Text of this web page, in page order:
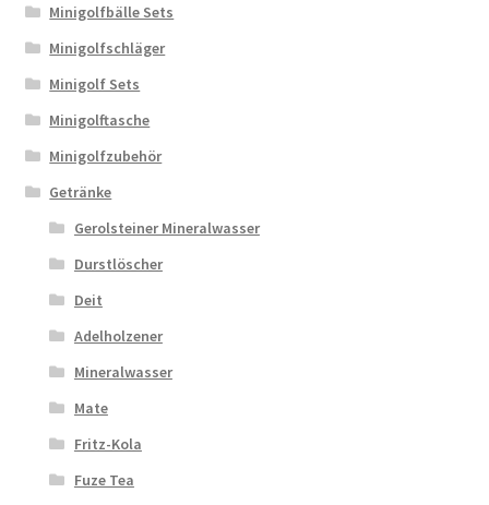
Minigolfbälle Sets
Minigolfschläger
Minigolf Sets
Minigolftasche
Minigolfzubehör
Getränke
Gerolsteiner Mineralwasser
Durstlöscher
Deit
Adelholzener
Mineralwasser
Mate
Fritz-Kola
Fuze Tea